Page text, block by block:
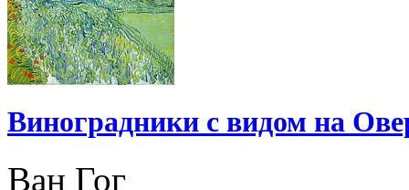
Виноградники с видом на
Ван Гог